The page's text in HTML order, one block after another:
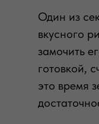
Один из
вкусного
замочить
готовкой,
это время